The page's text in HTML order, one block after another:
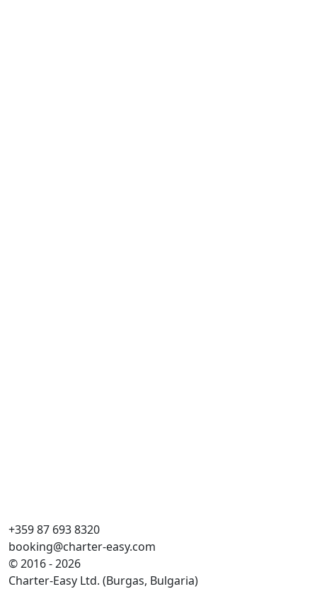
+359 87 693 8320
booking@charter-easy.com
© 2016 - 2026
Charter-Easy Ltd. (Burgas, Bulgaria)